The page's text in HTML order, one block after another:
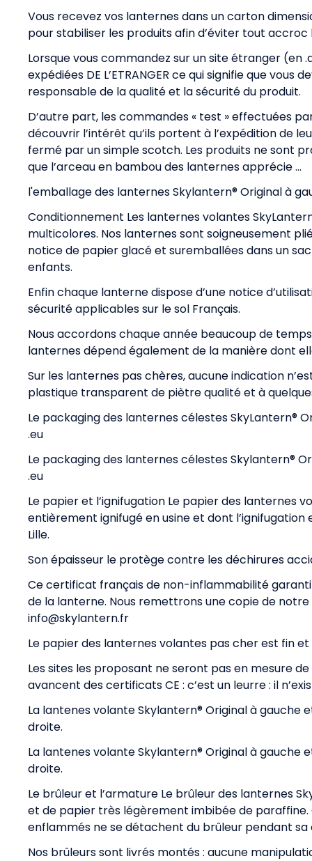
Vous recevez vos lanternes dans un carton
pour stabiliser les produits afin d’éviter tout
Lorsque vous commandez sur un site étranger
expédiées DE L’ETRANGER ce qui signifie que
responsable de la qualité et la sécurité du produit.
D’autre part, les commandes « test » effectuées
découvrir l’intérêt qu’ils portent à l’expédition de
fermé par un simple scotch. Les produits ne sont
que l’arceau en bambou des lanternes apprécie …
l'emballage des lanternes Skylantern® Original à
Conditionnement Les lanternes volantes
multicolores. Nos lanternes sont soigneusement
notice de papier glacé et suremballées dans un
enfants.
Enfin chaque lanterne dispose d’une notice
sécurité applicables sur le sol Français.
Nous accordons chaque année beaucoup de
lanternes dépend également de la manière dont
Sur les lanternes pas chères, aucune indication
plastique transparent de piètre qualité et à
Le packaging des lanternes célestes SkyLantern®
.eu
Le packaging des lanternes célestes Skylantern®
.eu
Le papier et l’ignifugation Le papier des lanternes
entièrement ignifugé en usine et dont
Lille.
Son épaisseur le protège contre les déchirures
Ce certificat français de non-inflammabilité
de la lanterne. Nous remettrons une copie de
info@skylantern.fr
Le papier des lanternes volantes pas cher est fin
Les sites les proposant ne seront pas en mesure
avancent des certificats CE : c’est un leurre : il
La lantenes volante Skylantern® Original à
droite.
La lantenes volante Skylantern® Original à
droite.
Le brûleur et l’armature Le brûleur des lanternes
et de papier très légèrement imbibée de
enflammés ne se détachent du brûleur pendant
Nos brûleurs sont livrés montés : aucune